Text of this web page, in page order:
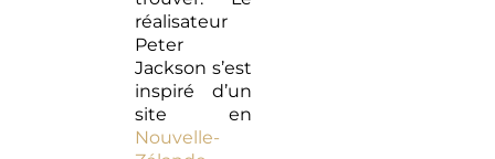
réalisateur
Peter
Jackson s’est
inspiré d’un
site en
Nouvelle-